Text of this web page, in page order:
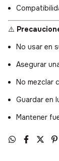
⚠️
No usar en
Asegurar
No mezclar
Guardar en
Mantener